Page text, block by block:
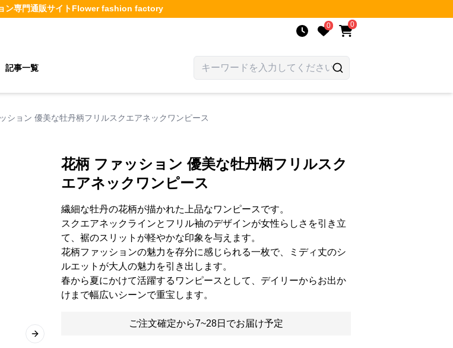
ン専門通販サイトFlower fashion factory
0 0
記事一覧
ション 優美な牡丹柄フリルスクエアネックワンピース
Next slide
花柄 ファッション 優美な牡丹柄フリルスク
エアネックワンピース
繊細な牡丹の花柄が描かれた上品なワンピースです。
スクエアネックラインとフリル袖のデザインが女性らしさを引き立
て、裾のスリットが軽やかな印象を与えます。
花柄ファッションの魅力を存分に感じられる一枚で、ミディ丈のシ
ルエットが大人の魅力を引き出します。
春から夏にかけて活躍するワンピースとして、デイリーからお出か
けまで幅広いシーンで重宝します。
ご注文確定から7~28日でお届け予定